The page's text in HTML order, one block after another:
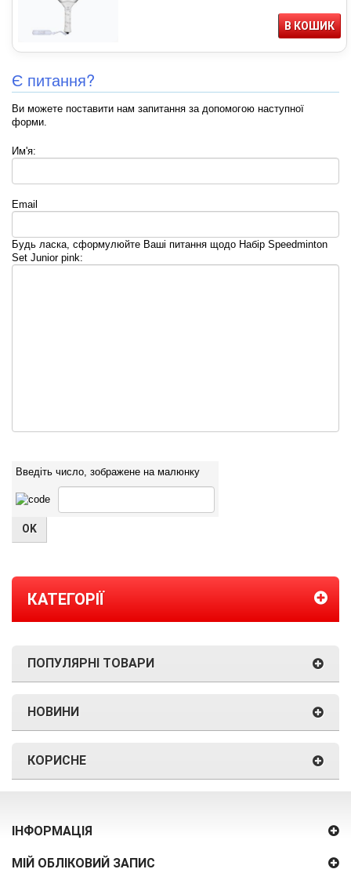
В КОШИК
Є питання?
Ви можете поставити нам запитання за допомогою наступної
форми.
Им'я:
Email
Будь ласка, сформулюйте Ваші питання щодо Набір Speedminton
Set Junior pink:
Введіть число, зображене на малюнку
КАТЕГОРІЇ
ПОПУЛЯРНІ ТОВАРИ
НОВИНИ
КОРИСНЕ
ІНФОРМАЦІЯ
МІЙ ОБЛІКОВИЙ ЗАПИС